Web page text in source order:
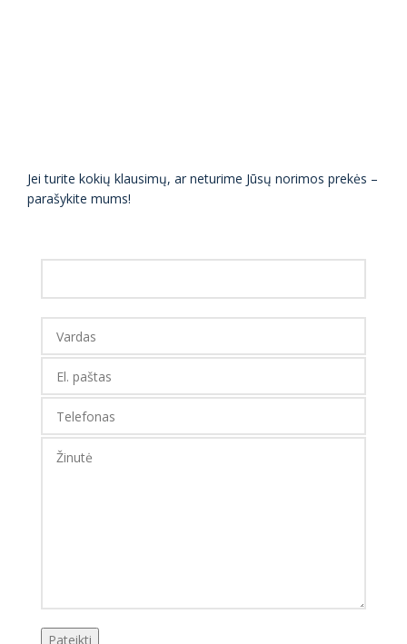
Jei turite kokių klausimų, ar neturime Jūsų norimos prekės –
parašykite mums!